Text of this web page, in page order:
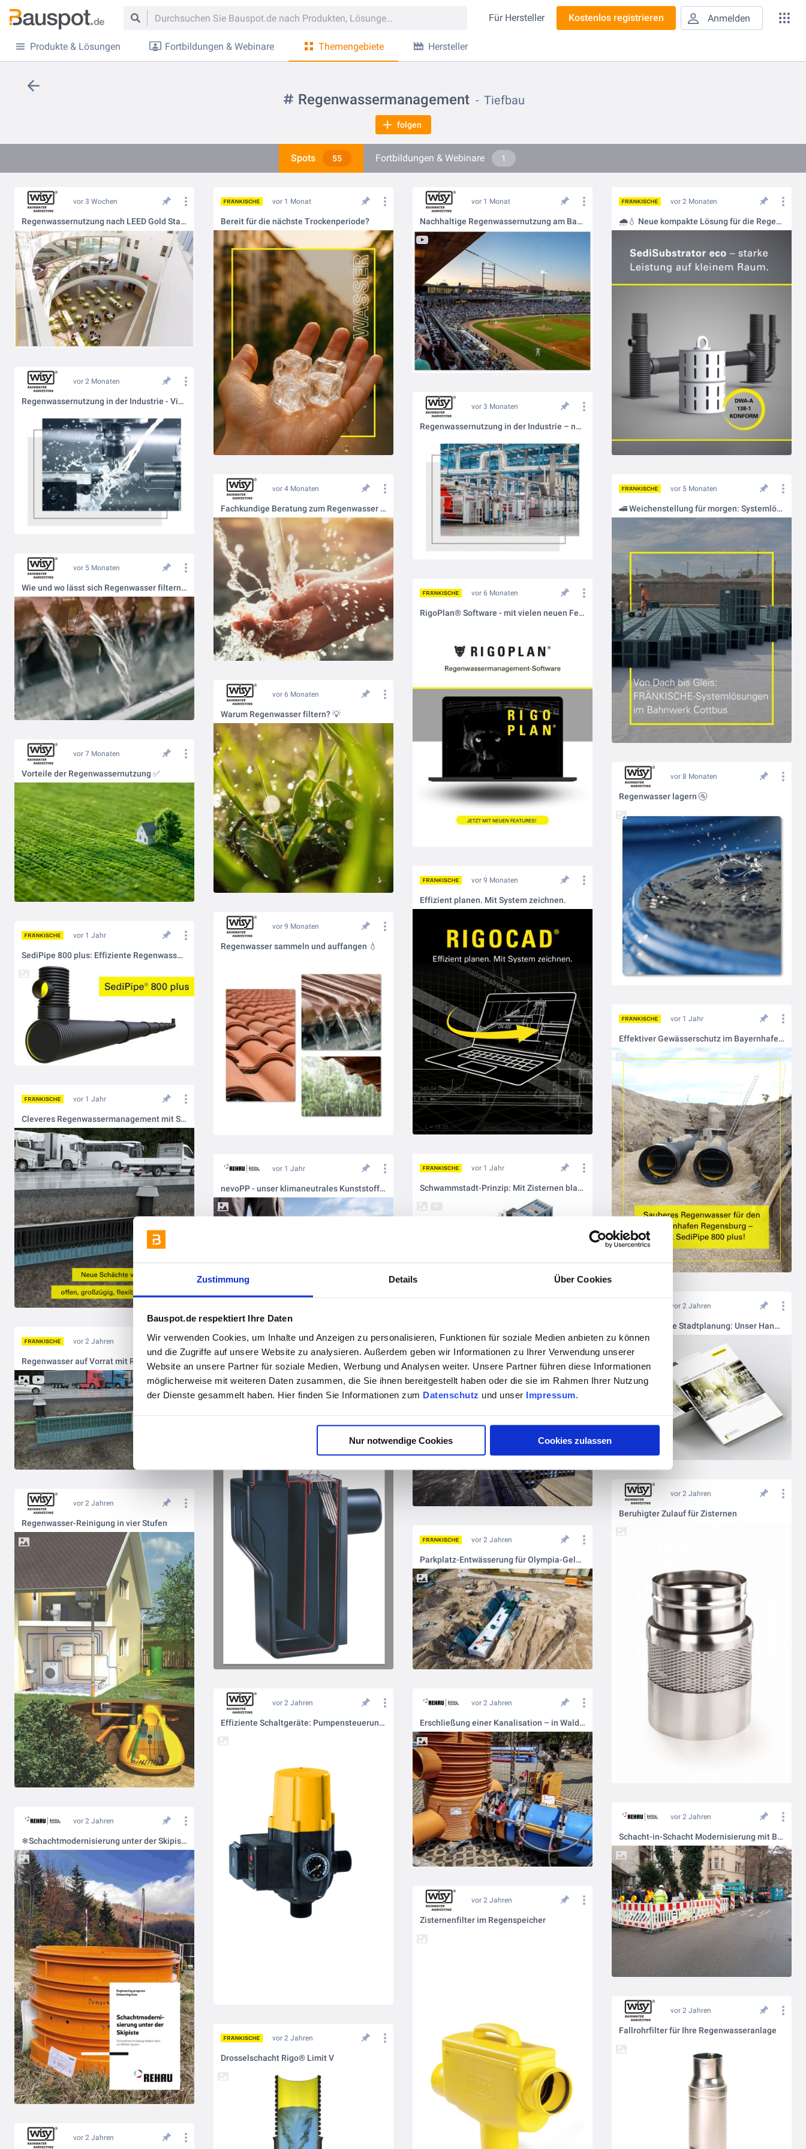
Zustimmung Details Über Cookies
Bauspot.de respektiert Ihre Daten
Wir verwenden Cookies, um Inhalte und Anzeigen zu personalisieren, Funktionen für soziale Medien anbieten zu können
und die Zugriffe auf unsere Website zu analysieren. Außerdem geben wir Informationen zu Ihrer Verwendung unserer
Website an unsere Partner für soziale Medien, Werbung und Analysen weiter. Unsere Partner führen diese Informationen
möglicherweise mit weiteren Daten zusammen, die Sie ihnen bereitgestellt haben oder die sie im Rahmen Ihrer Nutzung
der Dienste gesammelt haben. Hier finden Sie Informationen zum Datenschutz und unser Impressum.
Nur notwendige Cookies Cookies zulassen
Für Hersteller Kostenlos registrieren Anmelden
Produkte & Lösungen Fortbildungen & Webinare Themengebiete Hersteller
Regenwassermanagement Tiefbau
folgen
Spots 55 Fortbildungen & Webinare 1
vor 3 Wochen
Regenwassernutzung nach LEED Gold Standard – Tepper Quad, Carnegie Mellon University 🎓💧
vor 1 Monat
Bereit für die nächste Trockenperiode?
vor 1 Monat
Nachhaltige Regenwassernutzung am Baseballfeld – WISY im Einsatz ⚾💧
vor 2 Monaten
🌧️💧 Neue kompakte Lösung für die Regenwasserbehandlung
vor 2 Monaten
Regenwassernutzung in der Industrie - Vier-Stufen-System 💡
vor 3 Monaten
Regenwassernutzung in der Industrie – nachhaltig, effizient und wirtschaftlich 💧🏭
vor 4 Monaten
Fachkundige Beratung zum Regenwasser filtern 👥
vor 5 Monaten
🚄 Weichenstellung für morgen: Systemlösungen von FRÄNKISCHE für das Bahnwerk Cottbus
vor 5 Monaten
Wie und wo lässt sich Regenwasser filtern? 🌧️
vor 6 Monaten
RigoPlan® Software - mit vielen neuen Features
vor 6 Monaten
Warum Regenwasser filtern? 💡
vor 7 Monaten
Vorteile der Regenwassernutzung ✅ vor 8 Monaten
Regenwasser lagern 🚰
vor 9 Monaten
Effizient planen. Mit System zeichnen.
vor 9 Monaten
Regenwasser sammeln und auffangen 💧
vor 1 Jahr
SediPipe 800 plus: Effiziente Regenwasserbehandlung für große Flächen
vor 1 Jahr
Effektiver Gewässerschutz im Bayernhafen Regensburg! 🚢🌍
vor 1 Jahr
Cleveres Regenwassermanagement mit Stapelschächten
vor 1 Jahr
Schwammstadt-Prinzip: Mit Zisternen blau-grüne Infrastrukturen stärken
vor 1 Jahr
nevoPP - unser klimaneutrales Kunststoff-Abwassersytsem
vor 2 Jahren
Zukunftsfähige Stadtplanung: Unser Handbuch für Sie
vor 2 Jahren
Regenwasser auf Vorrat mit RigoCollect
vor 2 Jahren
Multisiphon: Der perfekte Überlauf
vor 2 Jahren
Beruhigter Zulauf für Zisternen
vor 2 Jahren
Regenwasser-Reinigung in vier Stufen
vor 2 Jahren
Parkplatz-Entwässerung für Olympia-Gelände
vor 2 Jahren
Effiziente Schaltgeräte: Pumpensteuerungen
vor 2 Jahren
Erschließung einer Kanalisation – in Waldau, Osterfeld
vor 2 Jahren
Schacht-in-Schacht Modernisierung mit Baustellenworkshop
vor 2 Jahren
❄Schachtmodernisierung unter der Skipiste🏂
vor 2 Jahren
Zisternenfilter im Regenspeicher
vor 2 Jahren
Fallrohrfilter für Ihre Regenwasseranlage
vor 2 Jahren
Drosselschacht Rigo® Limit V
vor 2 Jahren